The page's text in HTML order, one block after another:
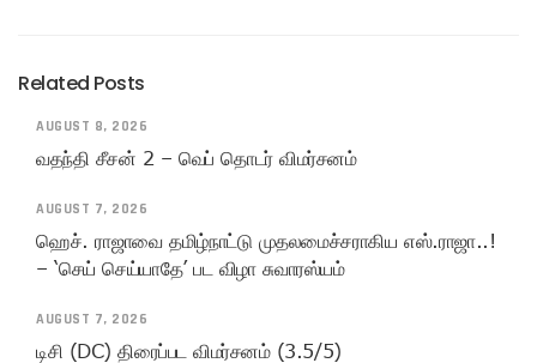
Related Posts
AUGUST 8, 2026
வதந்தி சீசன் 2 – வெப் தொடர் விமர்சனம்
AUGUST 7, 2026
ஹெச். ராஜாவை தமிழ்நாட்டு முதலமைச்சராகிய எஸ்.ராஜா..!
– ‘செய் செய்யாதே’ பட விழா சுவாரஸ்யம்
AUGUST 7, 2026
டிசி (DC) திரைப்பட விமர்சனம் (3.5/5)